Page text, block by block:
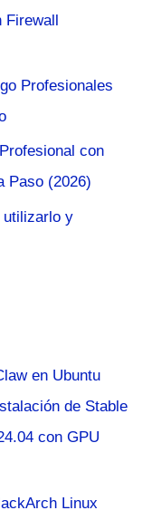
Firewall
Profesionales
con
Paso (2026)
utilizarlo y
en Ubuntu
de Stable
con GPU
Linux